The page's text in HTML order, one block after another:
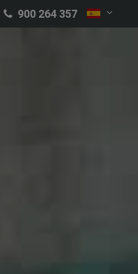
900 264 357